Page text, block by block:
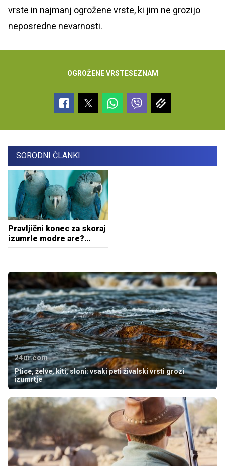
vrste in najmanj ogrožene vrste, ki jim ne grozijo
neposredne nevarnosti.
OGROŽENE VRSTESEZNAM
SORODNI ČLANKI
Pravljični konec za skoraj
izumrle modre are?
Prikupno vrsto vrnili
24ur.com
Ptice, želve, kiti, sloni: vsaki peti živalski vrsti grozi
izumrtje